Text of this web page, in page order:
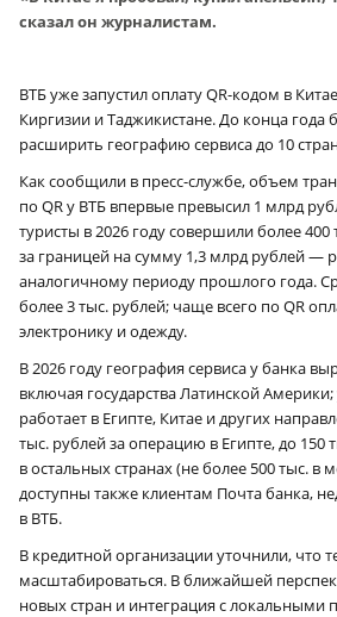
сказал он журналистам.
ВТБ уже запустил оплату QR-кодом в
Киргизии и Таджикистане. До конца года
расширить географию сервиса до 10
Как сообщили в пресс-службе, объем
по QR у ВТБ впервые превысил 1 млрд
туристы в 2026 году совершили более 400
за границей на сумму 1,3 млрд рублей —
аналогичному периоду прошлого года.
более 3 тыс. рублей; чаще всего по QR
электронику и одежду.
В 2026 году география сервиса у банка
включая государства Латинской
работает в Египте, Китае и других
тыс. рублей за операцию в Египте, до 150
в остальных странах (не более 500 тыс. в
доступны также клиентам Почта банка,
в ВТБ.
В кредитной организации уточнили, что
масштабироваться. В ближайшей
новых стран и интеграция с